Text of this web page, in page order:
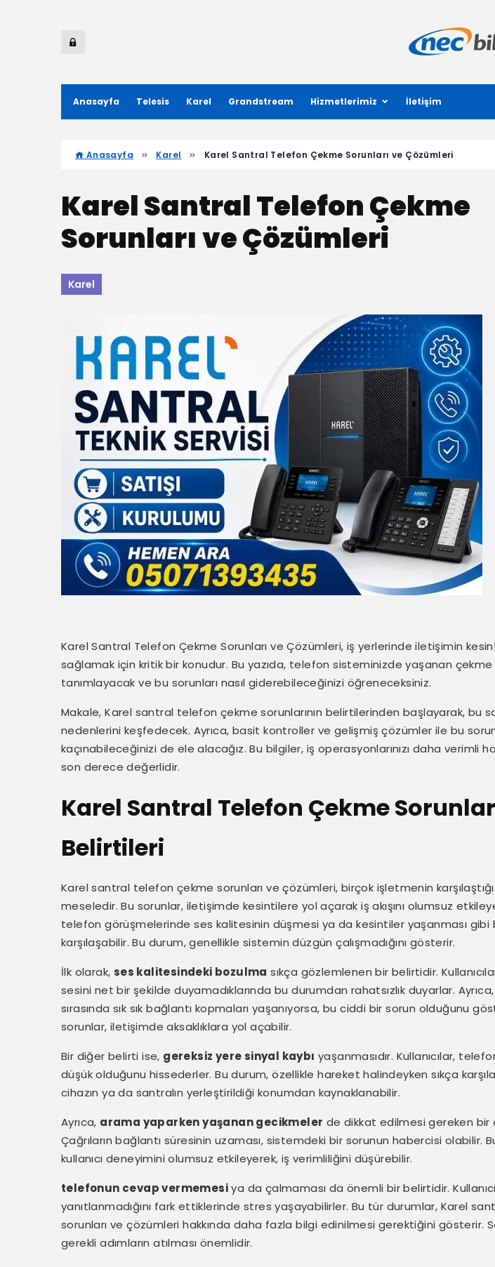
Anasayfa Telesis Karel Grandstream Hizmetlerimiz İletişim
Anasayfa Karel Karel Santral Telefon Çekme Sorunları ve Çözümleri
Karel Santral Telefon Çekme
Sorunları ve Çözümleri
Karel
Karel Santral Telefon Çekme Sorunları ve Çözümleri, iş yerlerinde iletişimin
sağlamak için kritik bir konudur. Bu yazıda, telefon sisteminizde yaşanan çekme
tanımlayacak ve bu sorunları nasıl giderebileceğinizi öğreneceksiniz.
Makale, Karel santral telefon çekme sorunlarının belirtilerinden başlayarak, bu
nedenlerini keşfedecek. Ayrıca, basit kontroller ve gelişmiş çözümler ile bu
kaçınabileceğinizi de ele alacağız. Bu bilgiler, iş operasyonlarınızı daha verimli
son derece değerlidir.
Karel Santral Telefon Çekme
Belirtileri
Karel santral telefon çekme sorunları ve çözümleri, birçok işletmenin
meseledir. Bu sorunlar, iletişimde kesintilere yol açarak iş akışını olumsuz
telefon görüşmelerinde ses kalitesinin düşmesi ya da kesintiler yaşanması gibi
karşılaşabilir. Bu durum, genellikle sistemin düzgün çalışmadığını gösterir.
İlk olarak, ses kalitesindeki bozulma sıkça gözlemlenen bir belirtidir.
sesini net bir şekilde duyamadıklarında bu durumdan rahatsızlık duyarlar.
sırasında sık sık bağlantı kopmaları yaşanıyorsa, bu ciddi bir sorun olduğunu
sorunlar, iletişimde aksaklıklara yol açabilir.
Bir diğer belirti ise, gereksiz yere sinyal kaybı yaşanmasıdır. Kullanıcılar,
düşük olduğunu hissederler. Bu durum, özellikle hareket halindeyken sıkça
cihazın ya da santralın yerleştirildiği konumdan kaynaklanabilir.
Ayrıca, arama yaparken yaşanan gecikmeler de dikkat edilmesi gereken bir
Çağrıların bağlantı süresinin uzaması, sistemdeki bir sorunun habercisi olabilir.
kullanıcı deneyimini olumsuz etkileyerek, iş verimliliğini düşürebilir.
telefonun cevap vermemesiya da çalmaması da önemli bir belirtidir.
yanıtlanmadığını fark ettiklerinde stres yaşayabilirler. Bu tür durumlar, Karel
sorunları ve çözümleri hakkında daha fazla bilgi edinilmesi gerektiğini gösterir.
gerekli adımların atılması önemlidir.